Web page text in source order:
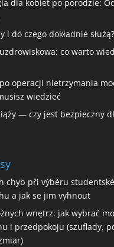
dla kobiet po porodzie:
i do czego dokładnie służą?
co warto
operacji nietrzymania
wiedzieć
— czy jest bezpieczny
chyb při výběru
a jak se jim vyhnout
wnętrz: jak wybrać
i przedpokoju (szuflady,